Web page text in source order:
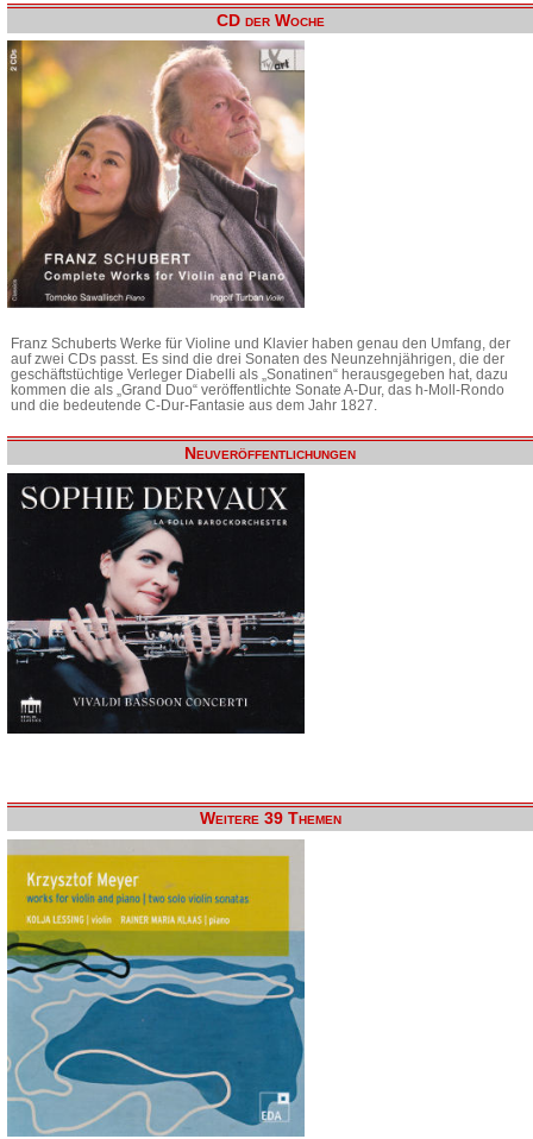
CD der Woche
Franz Schuberts Werke für Violine und Klavier haben genau den Umfang, der
auf zwei CDs passt. Es sind die drei Sonaten des Neunzehnjährigen, die der
geschäftstüchtige Verleger Diabelli als „Sonatinen“ herausgegeben hat, dazu
kommen die als „Grand Duo“ veröffentlichte Sonate A-Dur, das h-Moll-Rondo
und die bedeutende C-Dur-Fantasie aus dem Jahr 1827.
Neuveröffentlichungen
Weitere 39 Themen